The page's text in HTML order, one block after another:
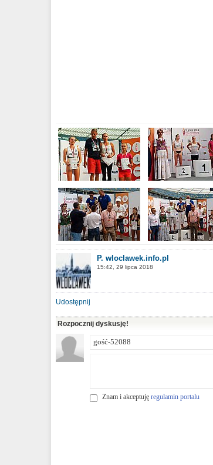
P. wloclawek.info.pl
15:42, 29 lipca 2018
Udostępnij
Rozpocznij dyskusję!
Znam i akceptuję regulamin portalu